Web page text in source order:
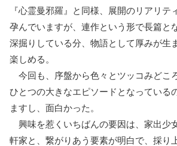
『心霊曼邪羅』と同様、展開のリアリテ
孕んでいますが、連作という形で長篇と
深掘りしている分、物語として厚みが生
楽しめる。
今回も、序盤から色々とツッコみどこ
ひとつの大きなエピソードとなっている
ますし、面白かった。
興味を惹くいちばんの要因は、家出少
軒家と、繋がりあう要素が明白で、採り